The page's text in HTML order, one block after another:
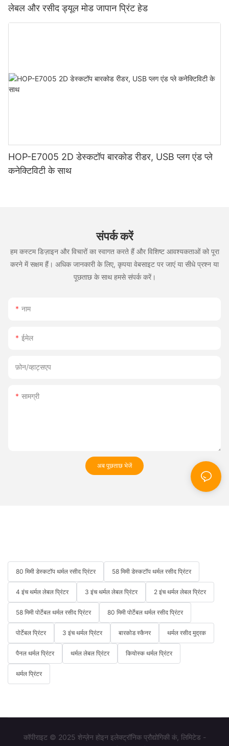
लेबल और रसीद ड्यूल मोड जापान प्रिंट हेड
HOP-E7005 2D डेस्कटॉप बारकोड रीडर, USB प्लग एंड प्ले
कनेक्टिविटी के साथ
संपर्क करें
हम कस्टम डिज़ाइन और विचारों का स्वागत करते हैं और विशिष्ट आवश्यकताओं को पूरा
करने में सक्षम हैं। अधिक जानकारी के लिए, कृपया वेबसाइट पर जाएं या सीधे प्रश्न या
पूछताछ के साथ हमसे संपर्क करें।
नाम
ईमेल
फ़ोन/व्हाट्सएप
सामग्री
अब पूछताछ भेजें
80 मिमी डेस्कटॉप थर्मल रसीद प्रिंटर 58 मिमी डेस्कटॉप थर्मल रसीद प्रिंटर
4 इंच थर्मल लेबल प्रिंटर 3 इंच थर्मल लेबल प्रिंटर 2 इंच थर्मल लेबल प्रिंटर
58 मिमी पोर्टेबल थर्मल रसीद प्रिंटर 80 मिमी पोर्टेबल थर्मल रसीद प्रिंटर
पोर्टेबल प्रिंटर 3 इंच थर्मल प्रिंटर बारकोड स्कैनर थर्मल रसीद मुद्रक
पैनल थर्मल प्रिंटर थर्मल लेबल प्रिंटर कियोस्क थर्मल प्रिंटर
थर्मल प्रिंटर
कॉपीराइट © 2025 शेन्ज़ेन होइन इलेक्ट्रॉनिक प्रौद्योगिकी कं, लिमिटेड -